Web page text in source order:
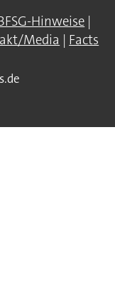
Hinweise |
Media | Facts